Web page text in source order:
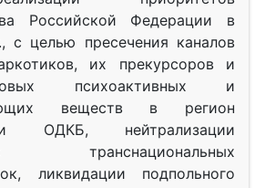
Российской Федерации в
целью пресечения каналов
их прекурсоров и
психоактивных и
веществ в регион
ОДКБ, нейтрализации
транснациональных
ликвидации подпольного